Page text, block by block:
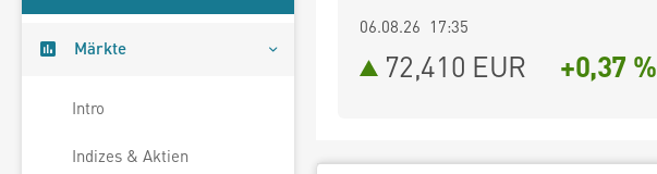
Märkte
Intro
Indizes & Aktien
06.08.26 17:35
72,410 EUR +0,37 %